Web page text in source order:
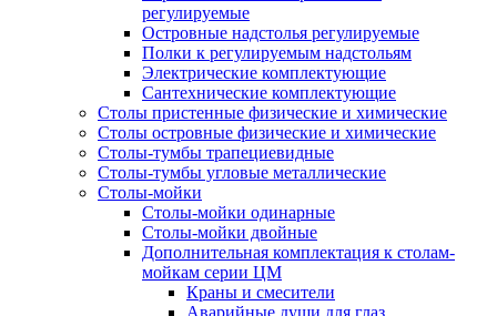
регулируемые
Островные надстолья регулируемые
Полки к регулируемым надстольям
Электрические комплектующие
Сантехнические комплектующие
Столы пристенные физические и химические
Столы островные физические и химические
Столы-тумбы трапециевидные
Столы-тумбы угловые металлические
Столы-мойки
Столы-мойки одинарные
Столы-мойки двойные
Дополнительная комплектация к столам-
мойкам серии ЦМ
Краны и смесители
Аварийные души для глаз